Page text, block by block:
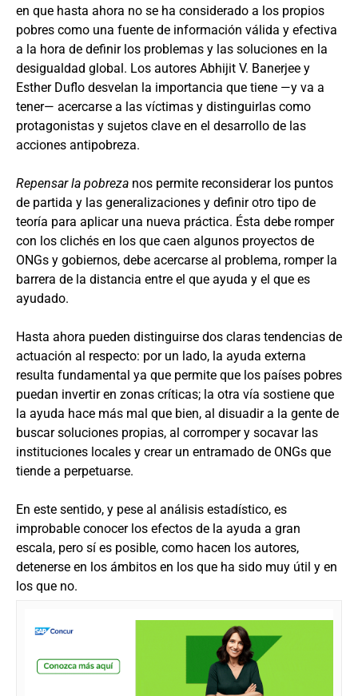
en que hasta ahora no se ha considerado a los propios
pobres como una fuente de información válida y efectiva
a la hora de definir los problemas y las soluciones en la
desigualdad global. Los autores Abhijit V. Banerjee y
Esther Duflo desvelan la importancia que tiene —y va a
tener— acercarse a las víctimas y distinguirlas como
protagonistas y sujetos clave en el desarrollo de las
acciones antipobreza.
Repensar la pobreza nos permite reconsiderar los puntos
de partida y las generalizaciones y definir otro tipo de
teoría para aplicar una nueva práctica. Ésta debe romper
con los clichés en los que caen algunos proyectos de
ONGs y gobiernos, debe acercarse al problema, romper la
barrera de la distancia entre el que ayuda y el que es
ayudado.
Hasta ahora pueden distinguirse dos claras tendencias de
actuación al respecto: por un lado, la ayuda externa
resulta fundamental ya que permite que los países pobres
puedan invertir en zonas críticas; la otra vía sostiene que
la ayuda hace más mal que bien, al disuadir a la gente de
buscar soluciones propias, al corromper y socavar las
instituciones locales y crear un entramado de ONGs que
tiende a perpetuarse.
En este sentido, y pese al análisis estadístico, es
improbable conocer los efectos de la ayuda a gran
escala, pero sí es posible, como hacen los autores,
detenerse en los ámbitos en los que ha sido muy útil y en
los que no.